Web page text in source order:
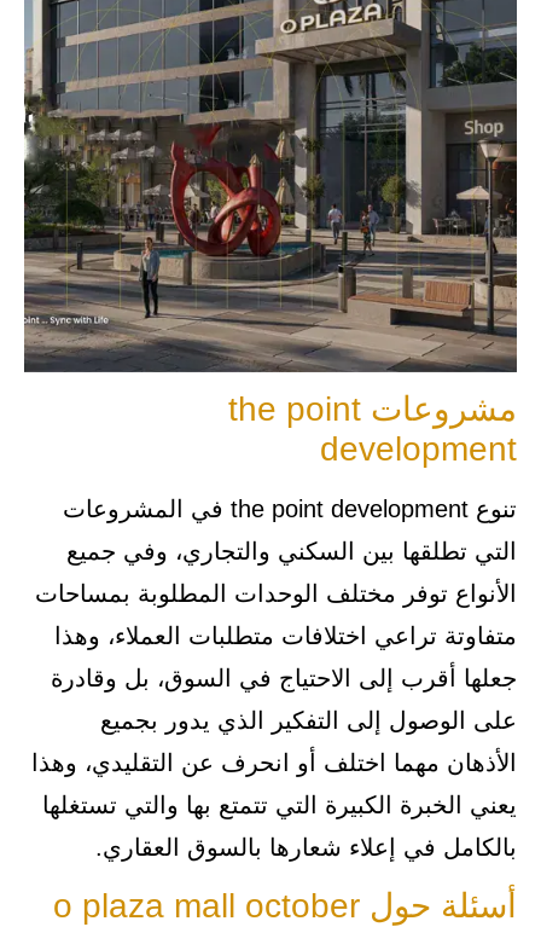
مشروعات the point
development
تنوع the point development في المشروعات
التي تطلقها بين السكني والتجاري، وفي جميع
الأنواع توفر مختلف الوحدات المطلوبة بمساحات
متفاوتة تراعي اختلافات متطلبات العملاء، وهذا
جعلها أقرب إلى الاحتياج في السوق، بل وقادرة
على الوصول إلى التفكير الذي يدور بجميع
الأذهان مهما اختلف أو انحرف عن التقليدي، وهذا
يعني الخبرة الكبيرة التي تتمتع بها والتي تستغلها
بالكامل في إعلاء شعارها بالسوق العقاري.
أسئلة حول o plaza mall october